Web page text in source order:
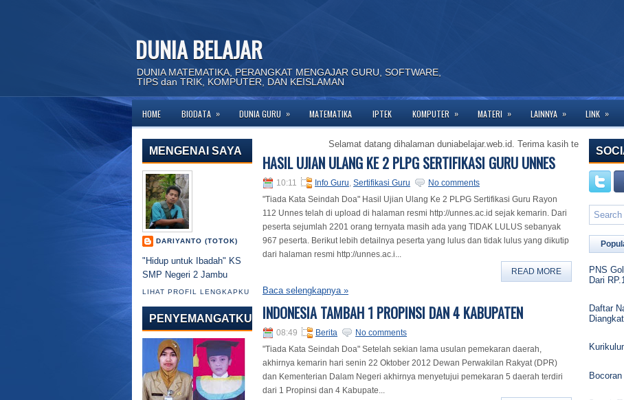
DUNIA BELAJAR
DUNIA MATEMATIKA, PERANGKAT MENGAJAR GURU, SOFTWARE,
TIPS dan TRIK, KOMPUTER, DAN KEISLAMAN
HOME BIODATA » DUNIA GURU » MATEMATIKA IPTEK KOMPUTER » MATERI » LAINNYA » LINK »
MENGENAI SAYA
DARIYANTO (TOTOK)
"Hidup untuk Ibadah" KS
SMP Negeri 2 Jambu
LIHAT PROFIL LENGKAPKU
PENYEMANGATKU
Selamat datang dihalaman duniabelajar.web.id. Terima kasih telah berkunjung
HASIL UJIAN ULANG KE 2 PLPG SERTIFIKASI GURU UNNES
10:11 Info Guru, Sertifikasi Guru
No comments
"Tiada Kata Seindah Doa" Hasil Ujian Ulang Ke 2 PLPG Sertifikasi Guru Rayon
112 Unnes telah di upload di halaman resmi http://unnes.ac.id sejak kemarin. Dari
peserta sejumlah 2201 orang ternyata masih ada yang TIDAK LULUS sebanyak
967 peserta. Berikut lebih detailnya peserta yang lulus dan tidak lulus yang dikutip
dari halaman resmi http://unnes.ac.i...
READ MORE
Baca selengkapnya »
INDONESIA TAMBAH 1 PROPINSI DAN 4 KABUPATEN
08:49 Berita
No comments
"Tiada Kata Seindah Doa" Setelah sekian lama usulan pemekaran daerah,
akhirnya kemarin hari senin 22 Oktober 2012 Dewan Perwakilan Rakyat (DPR)
dan Kementerian Dalam Negeri akhirnya menyetujui pemekaran 5 daerah terdiri
dari 1 Propinsi dan 4 Kabupate...
PNS
Dari
Daftar